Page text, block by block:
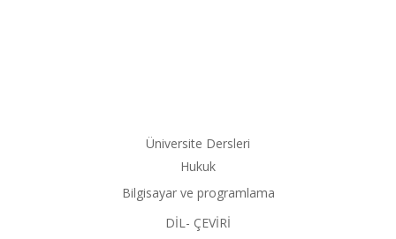
Üniversite Dersleri
Hukuk
Bilgisayar ve programlama
DİL- ÇEVİRİ